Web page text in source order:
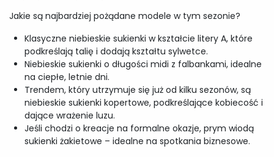
Jakie są najbardziej pożądane modele w tym sezonie?
Klasyczne niebieskie sukienki w kształcie litery A, które
podkreślają talię i dodają kształtu sylwetce.
Niebieskie sukienki o długości midi z falbankami, idealne
na ciepłe, letnie dni.
Trendem, który utrzymuje się już od kilku sezonów, są
niebieskie sukienki kopertowe, podkreślające kobiecość i
dające wrażenie luzu.
Jeśli chodzi o kreacje na formalne okazje, prym wiodą
sukienki żakietowe – idealne na spotkania biznesowe.